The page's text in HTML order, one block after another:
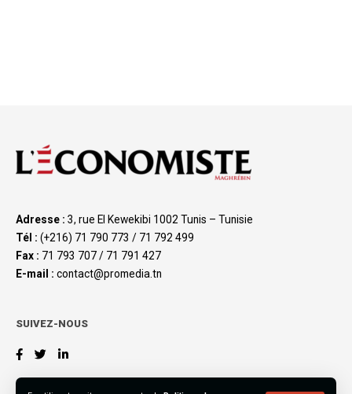
Adresse : 3, rue El Kewekibi 1002 Tunis – Tunisie
Tél : (+216) 71 790 773 / 71 792 499
Fax : 71 793 707 / 71 791 427
E-mail : contact@promedia.tn
SUIVEZ-NOUS